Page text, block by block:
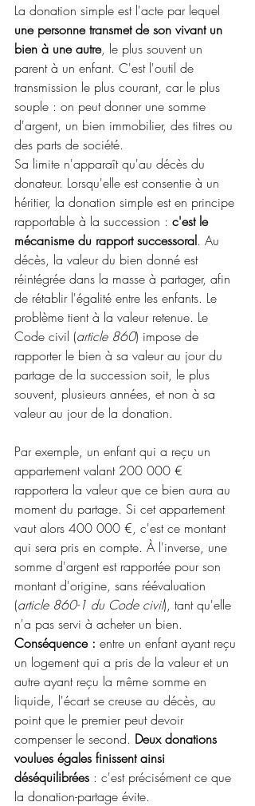
La donation simple est l'acte par lequel
une personne transmet de son vivant un
bien à une autre, le plus souvent un
parent à un enfant. C'est l'outil de
transmission le plus courant, car le plus
souple : on peut donner une somme
d'argent, un bien immobilier, des titres ou
des parts de société.
Sa limite n'apparaît qu'au décès du
donateur. Lorsqu'elle est consentie à un
héritier, la donation simple est en principe
rapportable à la succession : c'est le
mécanisme du rapport successoral. Au
décès, la valeur du bien donné est
réintégrée dans la masse à partager, afin
de rétablir l'égalité entre les enfants. Le
problème tient à la valeur retenue. Le
Code civil (article 860) impose de
rapporter le bien à sa valeur au jour du
partage de la succession soit, le plus
souvent, plusieurs années, et non à sa
valeur au jour de la donation.
Par exemple, un enfant qui a reçu un
appartement valant 200 000 €
rapportera la valeur que ce bien aura au
moment du partage. Si cet appartement
vaut alors 400 000 €, c'est ce montant
qui sera pris en compte. À l'inverse, une
somme d'argent est rapportée pour son
montant d'origine, sans réévaluation
(article 860-1 du Code civil), tant qu'elle
n'a pas servi à acheter un bien.
Conséquence : entre un enfant ayant reçu
un logement qui a pris de la valeur et un
autre ayant reçu la même somme en
liquide, l'écart se creuse au décès, au
point que le premier peut devoir
compenser le second. Deux donations
voulues égales finissent ainsi
déséquilibrées : c'est précisément ce que
la donation-partage évite.